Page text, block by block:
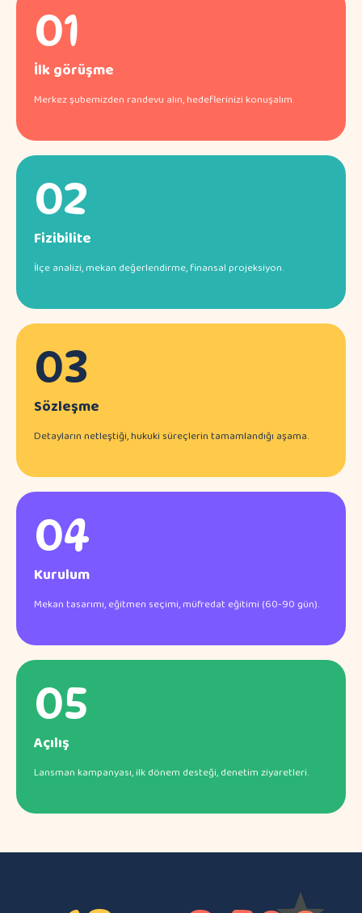
01
İlk görüşme
Merkez şubemizden randevu alın, hedeflerinizi konuşalım.
02
Fizibilite
İlçe analizi, mekan değerlendirme, finansal projeksiyon.
03
Sözleşme
Detayların netleştiği, hukuki süreçlerin tamamlandığı aşama.
04
Kurulum
Mekan tasarımı, eğitmen seçimi, müfredat eğitimi (60-90 gün).
05
Açılış
Lansman kampanyası, ilk dönem desteği, denetim ziyaretleri.